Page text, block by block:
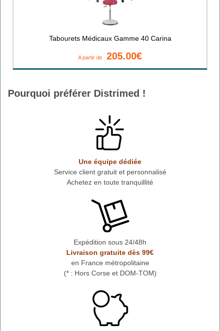
Tabourets Médicaux Gamme 40 Carina
A partir de 205.00€
Pourquoi préférer Distrimed !
Une équipe dédiée
Service client gratuit et personnalisé
Achetez en toute tranquillité
Expédition sous 24/48h
Livraison gratuite dès 99€
en France métropolitaine
(* : Hors Corse et DOM-TOM)